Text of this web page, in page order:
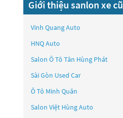
Giới thiệu sanlon xe cũ
Vinh Quang Auto
HNQ Auto
Salon Ô Tô Tân Hùng Phát
Sài Gòn Used Car
Ô Tô Minh Quân
Salon Việt Hùng Auto